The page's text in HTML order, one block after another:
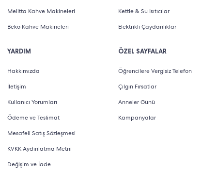
Melitta Kahve Makineleri
Beko Kahve Makineleri
YARDIM
Hakkımızda
İletişim
Kullanıcı Yorumları
Ödeme ve Teslimat
Mesafeli Satış Sözleşmesi
KVKK Aydınlatma Metni
Değişim ve İade
Kettle & Su Isıtıcılar
Elektrikli Çaydanlıklar
ÖZEL SAYFALAR
Öğrencilere Vergisiz Telefon
Çılgın Fırsatlar
Anneler Günü
Kampanyalar